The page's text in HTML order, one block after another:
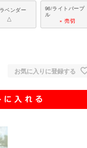
ベンダー
△
96/ライトパープ
ル
× 売切
お気に入りに登録する